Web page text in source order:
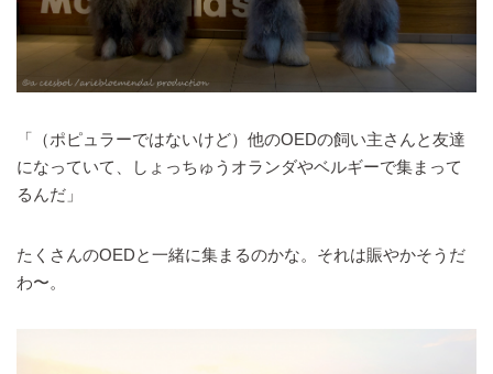
「（ポピュラーではないけど）他のOEDの飼い主さんと友達
になっていて、しょっちゅうオランダやベルギーで集まって
るんだ」
たくさんのOEDと一緒に集まるのかな。それは賑やかそうだ
わ〜。